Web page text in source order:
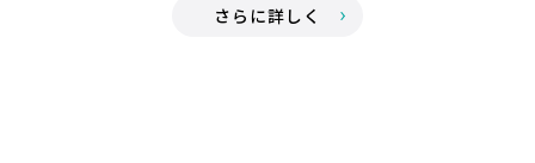
さらに詳しく